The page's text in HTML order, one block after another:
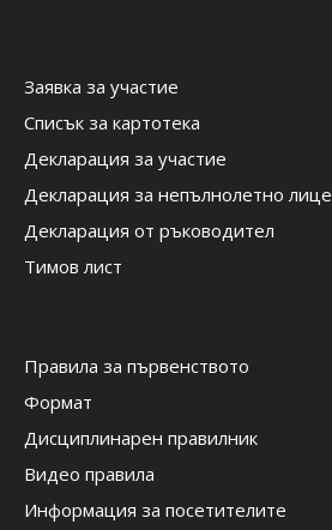
Заявка за участие
Списък за картотека
Декларация за участие
Декларация за непълнолетно лице
Декларация от ръководител
Тимов лист
Правила за първенството
Формат
Дисциплинарен правилник
Видео правила
Информация за посетителите